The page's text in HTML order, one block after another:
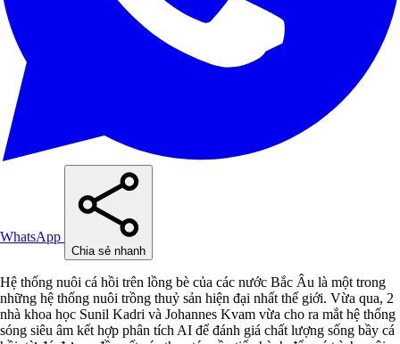
WhatsApp
Chia sẻ nhanh
Hệ thống nuôi cá hồi trên lồng bè của các nước Bắc Âu là một trong
những hệ thống nuôi trồng thuỷ sản hiện đại nhất thế giới. Vừa qua, 2
nhà khoa học Sunil Kadri và Johannes Kvam vừa cho ra mắt hệ thống
sóng siêu âm kết hợp phân tích AI để đánh giá chất lượng sống bầy cá